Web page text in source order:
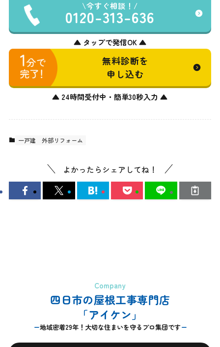
今すぐ相談！
0120-313-636
▲ タップで発信OK ▲
無料診断を
申し込む
▲ 24時間受付中・簡単30秒入力 ▲
一戸建 外部リフォーム
よかったらシェアしてね！
Company
四日市の屋根工事専門店
「アイケン」
地域密着29年！大切な住まいを守るプロ集団です